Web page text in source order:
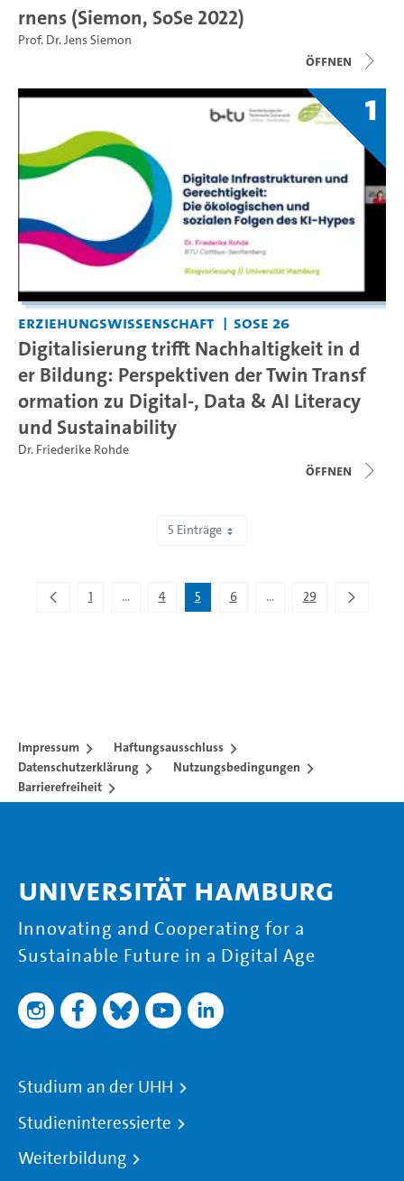
rnens (Siemon, SoSe 2022)
Prof. Dr. Jens Siemon
Öffnen
1
Erziehungswissenschaft SoSe 26
Digitalisierung trifft Nachhaltigkeit in d
er Bildung: Perspektiven der Twin Transf
ormation zu Digital-, Data & AI Literacy
und Sustainability
Dr. Friederike Rohde
Öffnen
5 Einträge
1 ...
Zwischenseiten Navigieren mit TAB-Taste.
4 5 6 ...
Zwischenseiten
29
Impressum
Haftungsausschluss
Datenschutzerklärung
Nutzungsbedingungen
Barrierefreiheit
Universität Hamburg
Innovating and Cooperating for a
Sustainable Future in a Digital Age
Studium an der UHH
Studieninteressierte
Weiterbildung